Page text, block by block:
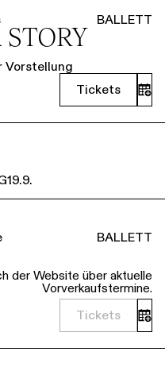
BALLETT
Vorstellung
Tickets
19.9.
BALLETT
der Website über aktuelle
Vorverkaufstermine.
Tickets